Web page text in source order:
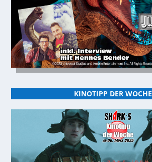
KINOTIPP DER WOCHE